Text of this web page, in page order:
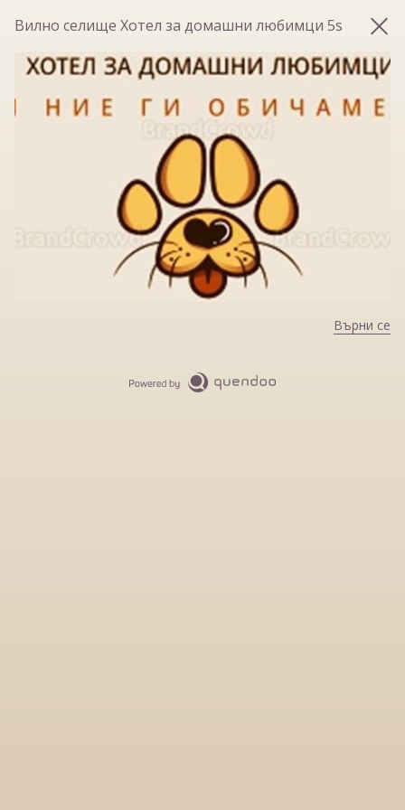
Вилно селище Хотел за домашни любимци 5s
Върни се